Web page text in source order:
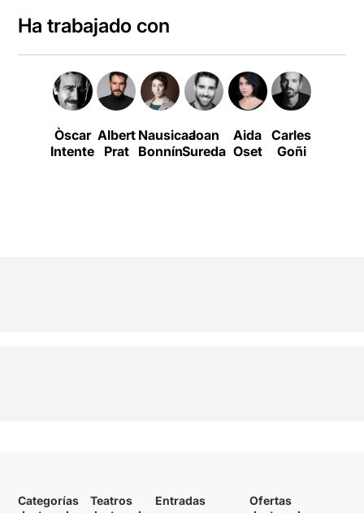
Ha trabajado con
Òscar
Intente
Albert
Prat
Nausicaa
Bonnín
Joan
Sureda
Aida
Oset
Carles
Goñi
Categorías
Teatros
Entradas
Ofertas